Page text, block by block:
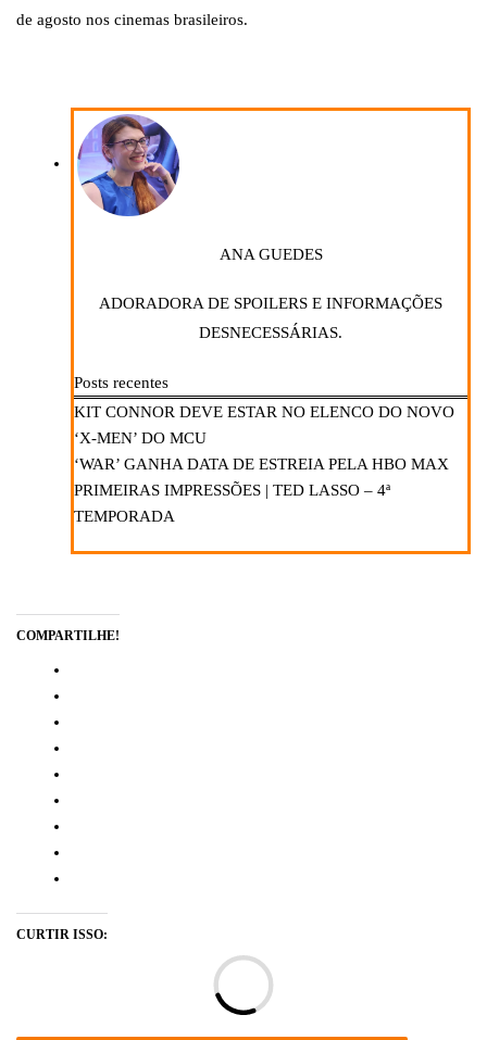
de agosto nos cinemas brasileiros.
ANA GUEDES
ADORADORA DE SPOILERS E INFORMAÇÕES
DESNECESSÁRIAS.
Posts recentes
KIT CONNOR DEVE ESTAR NO ELENCO DO NOVO
‘X-MEN’ DO MCU
‘WAR’ GANHA DATA DE ESTREIA PELA HBO MAX
PRIMEIRAS IMPRESSÕES | TED LASSO – 4ª
TEMPORADA
COMPARTILHE!
CURTIR ISSO: